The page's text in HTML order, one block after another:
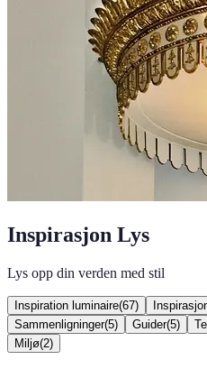
Inspirasjon Lys
Lys opp din verden med stil
Inspiration luminaire(67)
Sammenligninger(5) Guider(5)
Miljø(2)